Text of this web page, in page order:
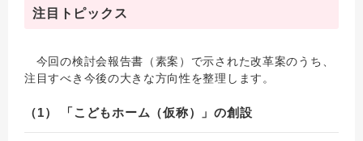
注目トピックス
今回の検討会報告書（素案）で示された改革案のうち、
注目すべき今後の大きな方向性を整理します。
（1） 「こどもホーム（仮称）」の創設